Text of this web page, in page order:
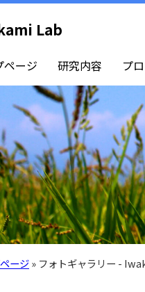
Lab
ページ 研究内容 プ
ージ» フォトギャラリー -